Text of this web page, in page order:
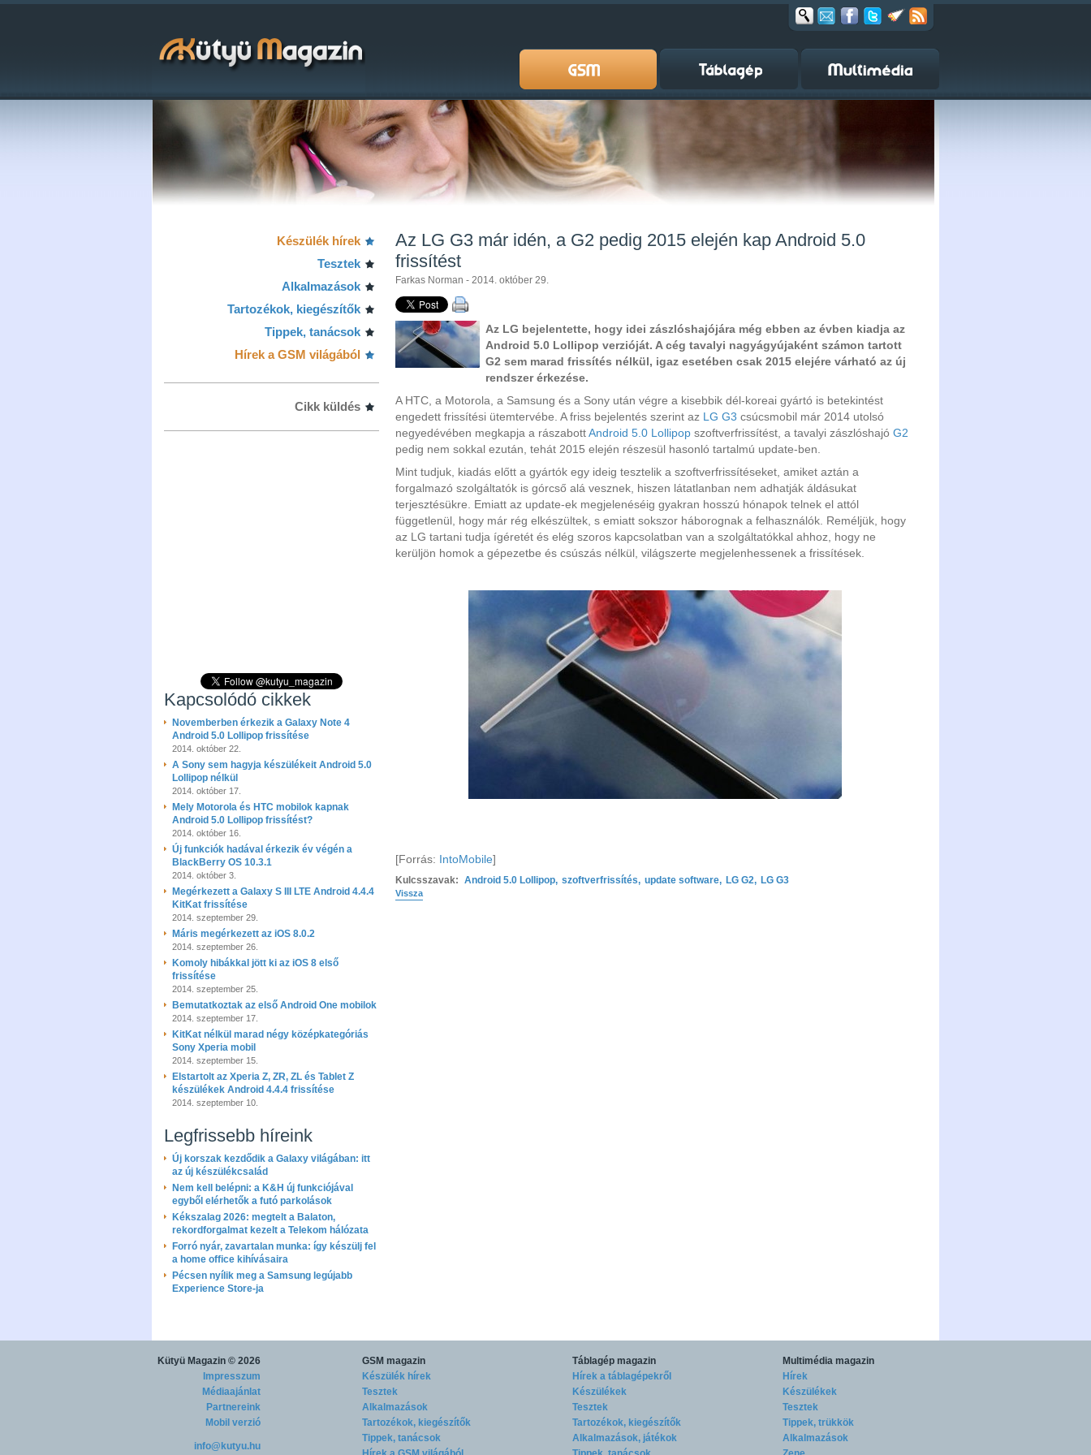
Készülék hírek
Tesztek
Alkalmazások
Tartozékok, kiegészítők
Tippek, tanácsok
Hírek a GSM világából
Cikk küldés
Kapcsolódó cikkek
Novemberben érkezik a Galaxy Note 4
Android 5.0 Lollipop frissítése
2014. október 22.
A Sony sem hagyja készülékeit Android 5.0
Lollipop nélkül
2014. október 17.
Mely Motorola és HTC mobilok kapnak
Android 5.0 Lollipop frissítést?
2014. október 16.
Új funkciók hadával érkezik év végén a
BlackBerry OS 10.3.1
2014. október 3.
Megérkezett a Galaxy S III LTE Android 4.4.4
KitKat frissítése
2014. szeptember 29.
Máris megérkezett az iOS 8.0.2
2014. szeptember 26.
Komoly hibákkal jött ki az iOS 8 első
frissítése
2014. szeptember 25.
Bemutatkoztak az első Android One mobilok
2014. szeptember 17.
KitKat nélkül marad négy középkategóriás
Sony Xperia mobil
2014. szeptember 15.
Elstartolt az Xperia Z, ZR, ZL és Tablet Z
készülékek Android 4.4.4 frissítése
2014. szeptember 10.
Legfrissebb híreink
Új korszak kezdődik a Galaxy világában: itt
az új készülékcsalád
Nem kell belépni: a K&H új funkciójával
egyből elérhetők a futó parkolások
Kékszalag 2026: megtelt a Balaton,
rekordforgalmat kezelt a Telekom hálózata
Forró nyár, zavartalan munka: így készülj fel
a home office kihívásaira
Pécsen nyílik meg a Samsung legújabb
Experience Store-ja
Az LG G3 már idén, a G2 pedig 2015 elején kap Android 5.0
frissítést
Farkas Norman - 2014. október 29.
Az LG bejelentette, hogy idei zászlóshajójára még ebben az évben kiadja az
Android 5.0 Lollipop verzióját. A cég tavalyi nagyágyújaként számon tartott
G2 sem marad frissítés nélkül, igaz esetében csak 2015 elejére várható az új
rendszer érkezése.
A HTC, a Motorola, a Samsung és a Sony után végre a kisebbik dél-koreai gyártó is betekintést
engedett frissítési ütemtervébe. A friss bejelentés szerint az LG G3 csúcsmobil már 2014 utolsó
negyedévében megkapja a rászabottAndroid 5.0 Lollipop szoftverfrissítést, a tavalyi zászlóshajó G2
pedig nem sokkal ezután, tehát 2015 elején részesül hasonló tartalmú update-ben.
Mint tudjuk, kiadás előtt a gyártók egy ideig tesztelik a szoftverfrissítéseket, amiket aztán a
forgalmazó szolgáltatók is górcső alá vesznek, hiszen látatlanban nem adhatják áldásukat
terjesztésükre. Emiatt az update-ek megjelenéséig gyakran hosszú hónapok telnek el attól
függetlenül, hogy már rég elkészültek, s emiatt sokszor háborognak a felhasználók. Reméljük, hogy
az LG tartani tudja ígéretét és elég szoros kapcsolatban van a szolgáltatókkal ahhoz, hogy ne
kerüljön homok a gépezetbe és csúszás nélkül, világszerte megjelenhessenek a frissítések.
[Forrás: IntoMobile]
Kulcsszavak: Android 5.0 Lollipop, szoftverfrissítés, update software, LG G2, LG G3
Vissza
Kütyü Magazin © 2026
Impresszum
Médiaajánlat
Partnereink
Mobil verzió
info@kutyu.hu
GSM magazin
Készülék hírek
Tesztek
Alkalmazások
Tartozékok, kiegészítők
Tippek, tanácsok
Táblagép magazin
Hírek a táblagépekről
Készülékek
Tesztek
Tartozékok, kiegészítők
Alkalmazások, játékok
Multimédia magazin
Hírek
Készülékek
Tesztek
Tippek, trükkök
Alkalmazások